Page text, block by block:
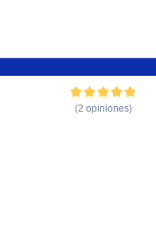
(2 opiniones)